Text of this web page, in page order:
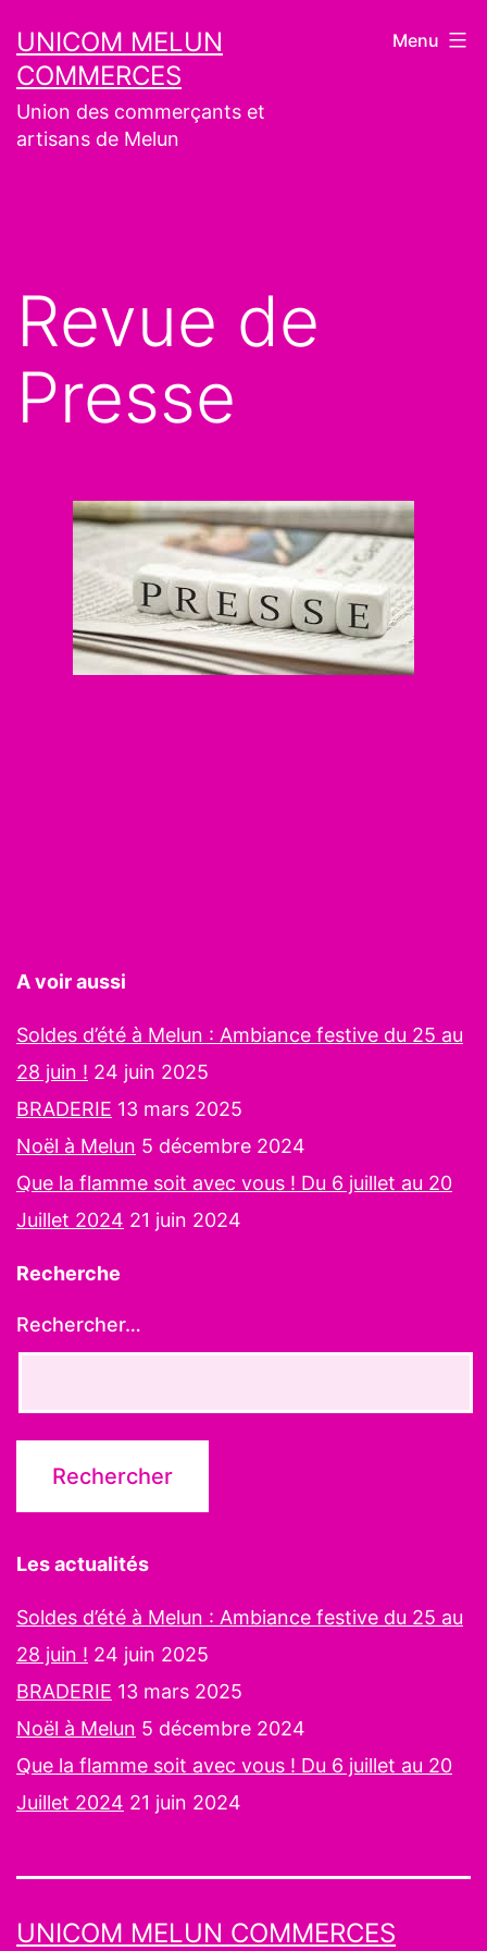
au
contenu
UNICOM MELUN
COMMERCES
Union des commerçants et
artisans de Melun
Menu
Revue de
Presse
A voir aussi
Soldes d’été à Melun : Ambiance festive du 25 au
28 juin ! 24 juin 2025
BRADERIE 13 mars 2025
Noël à Melun 5 décembre 2024
Que la flamme soit avec vous ! Du 6 juillet au 20
Juillet 2024 21 juin 2024
Recherche
Rechercher…
Les actualités
Soldes d’été à Melun : Ambiance festive du 25 au
28 juin ! 24 juin 2025
BRADERIE 13 mars 2025
Noël à Melun 5 décembre 2024
Que la flamme soit avec vous ! Du 6 juillet au 20
Juillet 2024 21 juin 2024
UNICOM MELUN COMMERCES